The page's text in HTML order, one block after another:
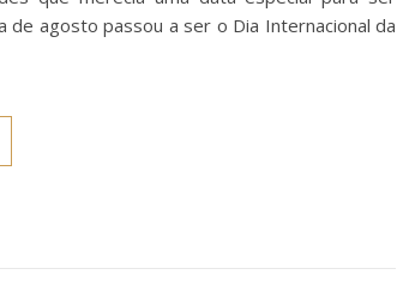
agosto passou a ser o Dia Internacional da